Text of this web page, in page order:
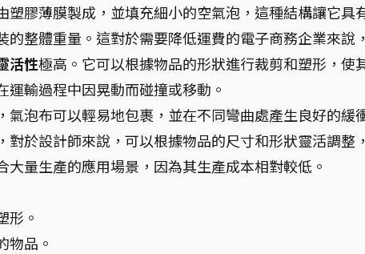
塑膠薄膜製成，並填充細小的空氣泡，這種結構讓它具
的整體重量。這對於需要降低運費的電子商務企業來說
活性極高。它可以根據物品的形狀進行裁剪和塑形，使
輸過程中因晃動而碰撞或移動。
氣泡布可以輕易地包裹，並在不同彎曲處產生良好的緩
對於設計師來說，可以根據物品的尺寸和形狀靈活調整
量生產的應用場景，因為其生產成本相對較低。
形。
物品。